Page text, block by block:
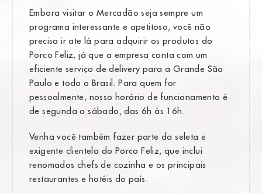
Embora visitar o Mercadão seja sempre um
programa interessante e apetitoso, você não
precisa ir ate lá para adquirir os produtos do
Porco Feliz, já que a empresa conta com um
eficiente serviço de delivery para a Grande São
Paulo e todo o Brasil. Para quem for
pessoalmente, nosso horário de funcionamento é
de segunda a sábado, das 6h às 16h.
Venha você também fazer parte da seleta e
exigente clientela do Porco Feliz, que inclui
renomados chefs de cozinha e os principais
restaurantes e hotéis do país.